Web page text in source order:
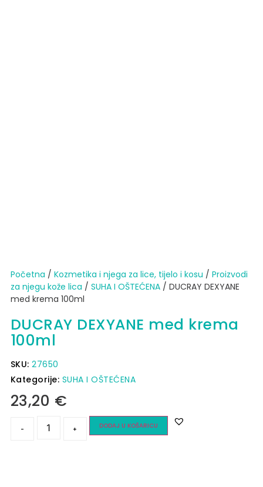
Početna / Kozmetika i njega za lice, tijelo i kosu / Proizvodi
za njegu kože lica / SUHA I OŠTEĆENA/ DUCRAY DEXYANE
med krema 100ml
DUCRAY DEXYANE med krema
100ml
SKU:27650
Kategorije: SUHA I OŠTEĆENA
23,20 €
- + DODAJ U KOŠARICU